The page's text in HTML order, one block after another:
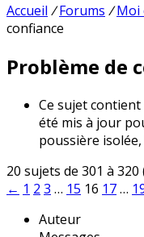
Accueil / Forums / Moi
confiance
Problème de
Ce sujet
été mis à jour
poussière isolée
20 sujets de 301 à
← 1 2 3 … 15 16 17…
Auteur